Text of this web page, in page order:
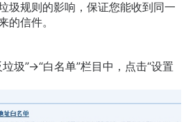
圾规则的影响，保证您能收到同一
的信件。
圾”->“白名单”栏目中，点击“设置